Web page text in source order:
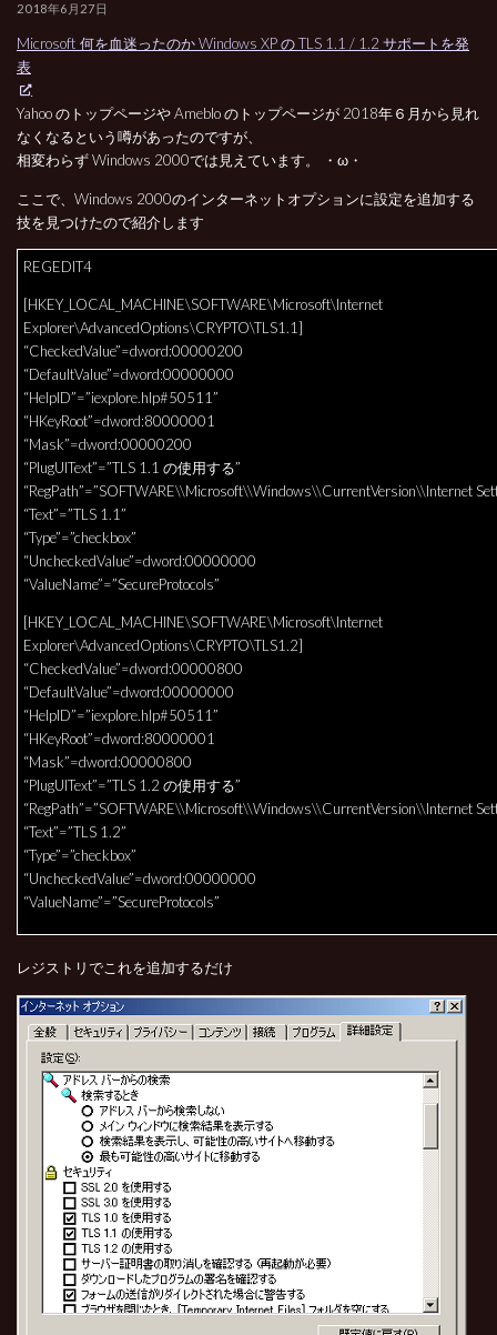
2018年6月27日
Microsoft 何を血迷ったのか Windows XP の TLS 1.1 / 1.2 サポートを発
表
Yahoo のトップページや Ameblo のトップページが 2018年６月から見れ
なくなるという噂があったのですが、
相変わらず Windows 2000では見えています。 ・ω・
ここで、Windows 2000のインターネットオプションに設定を追加する
技を見つけたので紹介します
REGEDIT4
[HKEY_LOCAL_MACHINE\SOFTWARE\Microsoft\Internet
Explorer\AdvancedOptions\CRYPTO\TLS1.1]
“CheckedValue”=dword:00000200
“DefaultValue”=dword:00000000
“HelpID”=”iexplore.hlp#50511”
“HKeyRoot”=dword:80000001
“Mask”=dword:00000200
“PlugUIText”=”TLS 1.1 の使用する”
“RegPath”=”SOFTWARE\\Microsoft\\Windows\\CurrentVersion\\Internet
“Text”=”TLS 1.1”
“Type”=”checkbox”
“UncheckedValue”=dword:00000000
“ValueName”=”SecureProtocols”
[HKEY_LOCAL_MACHINE\SOFTWARE\Microsoft\Internet
Explorer\AdvancedOptions\CRYPTO\TLS1.2]
“CheckedValue”=dword:00000800
“DefaultValue”=dword:00000000
“HelpID”=”iexplore.hlp#50511”
“HKeyRoot”=dword:80000001
“Mask”=dword:00000800
“PlugUIText”=”TLS 1.2 の使用する”
“RegPath”=”SOFTWARE\\Microsoft\\Windows\\CurrentVersion\\Internet
“Text”=”TLS 1.2”
“Type”=”checkbox”
“UncheckedValue”=dword:00000000
“ValueName”=”SecureProtocols”
レジストリでこれを追加するだけ